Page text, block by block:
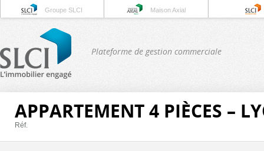
Groupe SLCI Maison Axial
Plateforme de gestion commerciale
APPARTEMENT 4 PIÈCES –
Réf.